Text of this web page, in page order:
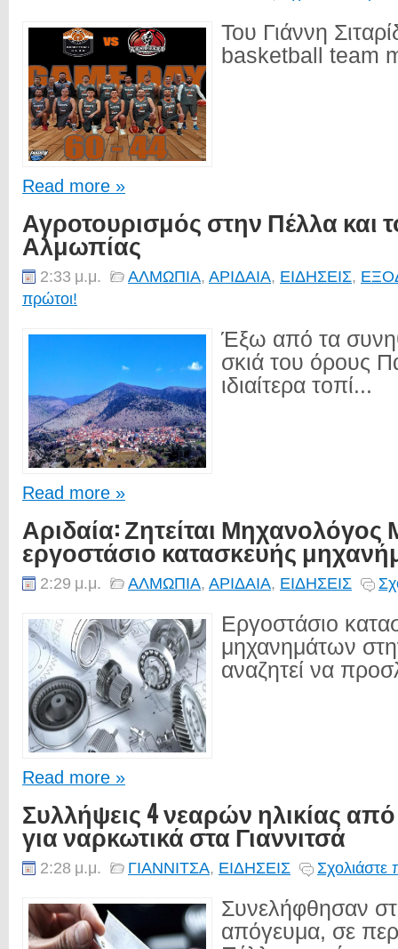
Του Γιάννη
basketball team
Read more »
Αγροτουρισμός στην Πέλλα και
Αλμωπίας
2:33 μ.μ. ΑΛΜΩΠΙΑ, ΑΡΙΔΑΙΑ, ΕΙΔΗΣΕΙΣ,
πρώτοι!
Έξω από τα
σκιά του όρους
ιδιαίτερα τοπί...
Read more »
Αριδαία: Ζητείται Μηχανολόγος
εργοστάσιο κατασκευής
2:29 μ.μ. ΑΛΜΩΠΙΑ, ΑΡΙΔΑΙΑ, ΕΙΔΗΣΕΙΣ
Εργοστάσιο
μηχανημάτων
αναζητεί να
Read more »
Συλλήψεις 4 νεαρών ηλικίας
για ναρκωτικά στα Γιαννιτσά
2:28 μ.μ. ΓΙΑΝΝΙΤΣΑ, ΕΙΔΗΣΕΙΣ Σχολιάστε
Συνελήφθησαν
απόγευμα, σε